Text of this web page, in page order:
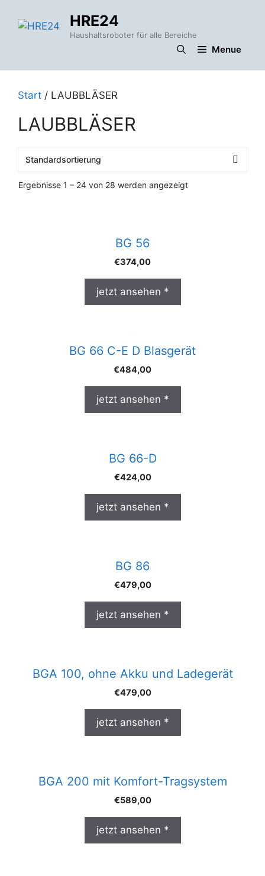
Inhalt
HRE24
Haushaltsroboter für alle Bereiche
Menue
Start / LAUBBLÄSER
LAUBBLÄSER
Ergebnisse 1 – 24 von 28 werden angezeigt
BG 56
€374,00
jetzt ansehen *
BG 66 C-E D Blasgerät
€484,00
jetzt ansehen *
BG 66-D
€424,00
jetzt ansehen *
BG 86
€479,00
jetzt ansehen *
BGA 100, ohne Akku und Ladegerät
€479,00
jetzt ansehen *
BGA 200 mit Komfort-Tragsystem
€589,00
jetzt ansehen *